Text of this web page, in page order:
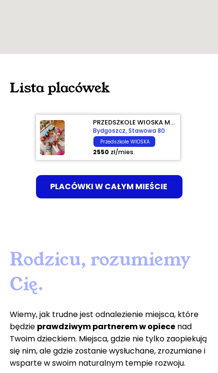
Lista placówek
PRZEDSZKOLE WIOSKA MARZENIE
Bydgoszcz, Stawowa 80
Przedszkole WIOSKA
2550 zł/mies.
PLACÓWKI W CAŁYM MIEŚCIE
Rodzicu, rozumiemy
Cię.
Wiemy, jak trudne jest odnalezienie miejsca, które
będzie prawdziwym partnerem w opiece nad
Twoim dzieckiem. Miejsca, gdzie nie tylko zaopiekują
się nim, ale gdzie zostanie wysłuchane, zrozumiane i
wsparte w swoim naturalnym tempie rozwoju.